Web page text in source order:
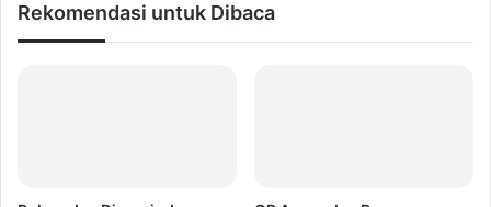
Rekomendasi untuk Dibaca